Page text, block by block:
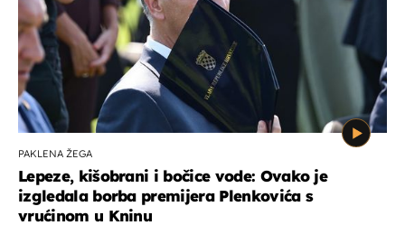
PAKLENA ŽEGA
Lepeze, kišobrani i bočice vode: Ovako je
izgledala borba premijera Plenkovića s
vrućinom u Kninu